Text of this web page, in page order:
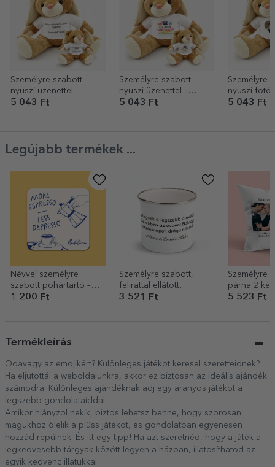
Személyre szabott
nyuszi üzenettel
5 043 Ft
Személyre szabott
nyuszi üzenettel –
Érettségi
5 043 Ft
Személyre
nyuszi
modell
5 043 Ft
Legújabb termékek ...
Névvel személyre
szabott pohártartó –
More espresso
1 200 Ft
Személyre szabott,
felirattal ellátott
zománcozott fémkanna
3 521 Ft
Személyre
párna 2
szöveggel
5 523 Ft
Termékleírás
Odavagy az emojikért? Különleges játékot keresel szeretteidnek?
Ha eljutottál a weboldalunkra, akkor ez biztosan az ideális ajándék
számodra. Különleges ajándéknak adj egy aranyos játékot a
legszebb gondolataiddal.
Amikor hiányzol nekik, biztos lehetsz benne, hogy szorosan
magukhoz ölelik a plüss játékot, és gondolatban egyenesen
hozzád repülnek. És itt egy tipp! Ha azt szeretnéd, hogy a játék a
legkedvesebb tárgyak között legyen a házban, illatosíthatod az
egyik kedvenc illatukkal.